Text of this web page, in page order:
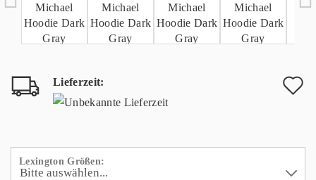
Lieferzeit:
Lexington Größen: